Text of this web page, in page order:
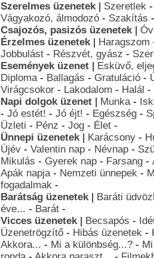
Szerelmes üzenetek| Szeretlek
Vágyakozó, álmodozó - Szakítás
Csajozós, pasizós üzenetek|
Érzelmes üzenetek| Haragszom
Jobbulást - Részvét, gyász -
Események üzenet | Esküvő,
Diploma- Ballagás - Gratuláció -
Virágcsokor - Lakodalom - Halál -
Napi dolgok üzenet | Munka-
- Jó estét! - Jó éjt! - Egészség -
Üzleti - Pénz - Jog - Élet -
Ünnepi üzenetek| Karácsony -
Újév - Valentin nap - Névnap -
Mikulás - Gyerek nap - Farsang -
Apák napja- Nemzeti ünnepek -
fogadalmak -
Barátság üzenetek| Baráti
éve... - Barát -
Vicces üzenetek| Becsapós -
Üzenetrögzítő - Hibás üzenetek -
Akkora... - Mi a különbség...? -